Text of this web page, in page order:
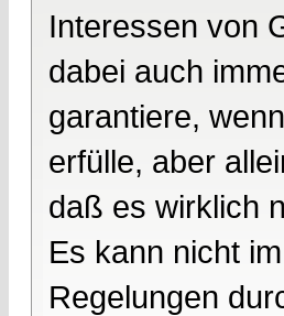
Interessen von
dabei auch
garantiere,
erfülle, aber
daß es wirklich
Es kann nicht
Regelungen